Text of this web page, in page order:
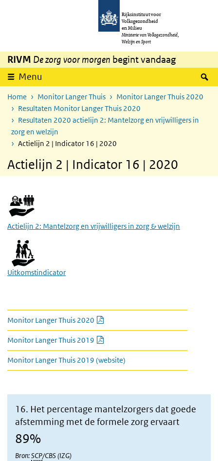
Overslaan en naar de inhoud gaan
Rijksinstituut voor
Volksgezondheid
en Milieu
Ministerie van Volksgezondheid,
Welzijn en Sport
RIVM De zorg voor morgen begint vandaag
Menu
Home Monitor Langer Thuis
Monitor Langer Thuis 2020
Resultaten Monitor Langer Thuis 2020
Resultaten 2020 actielijn 2: Mantelzorg en vrijwilligers in
zorg en welzijn
Actielijn 2 | Indicator 16 | 2020
Actielijn 2 | Indicator 16 | 2020
16. Het percentage mantelzorgers dat goede
afstemming met de formele zorg ervaart
89%
Bron:SCP/CBS (IZG)
Actielijn 2: Mantelzorg en vrijwilligers in zorg & welzijn
Uitkomstindicator
link naar kamerbrief en monitor
Monitor Langer Thuis 2020
Monitor Langer Thuis 2019
Monitor Langer Thuis 2019 (website)